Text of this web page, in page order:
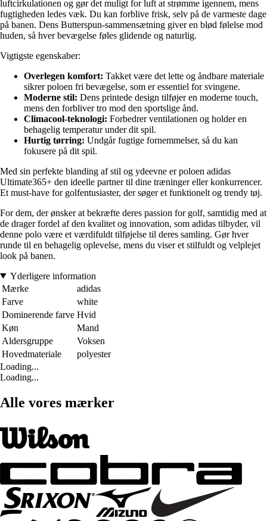
luftcirkulationen og gør det muligt for luft at strømme igennem, mens
fugtigheden ledes væk. Du kan forblive frisk, selv på de varmeste dage
på banen. Dens Butterspun-sammensætning giver en blød følelse mod
huden, så hver bevægelse føles glidende og naturlig.
Vigtigste egenskaber:
Overlegen komfort: Takket være det lette og åndbare materiale
sikrer poloen fri bevægelse, som er essentiel for svingene.
Moderne stil: Dens printede design tilføjer en moderne touch,
mens den forbliver tro mod den sportslige ånd.
Climacool-teknologi: Forbedrer ventilationen og holder en
behagelig temperatur under dit spil.
Hurtig tørring: Undgår fugtige fornemmelser, så du kan
fokusere på dit spil.
Med sin perfekte blanding af stil og ydeevne er poloen adidas
Ultimate365+ den ideelle partner til dine træninger eller konkurrencer.
Et must-have for golfentusiaster, der søger et funktionelt og trendy tøj.
For dem, der ønsker at bekræfte deres passion for golf, samtidig med at
de drager fordel af den kvalitet og innovation, som adidas tilbyder, vil
denne polo være et værdifuldt tilføjelse til deres samling. Gør hver
runde til en behagelig oplevelse, mens du viser et stilfuldt og velplejet
look på banen.
Yderligere information
Mærke
adidas
Farve
white
Dominerende farve Hvid
Køn
Mand
Aldersgruppe
Voksen
Hovedmateriale
polyester
Loading...
Loading...
Alle vores mærker